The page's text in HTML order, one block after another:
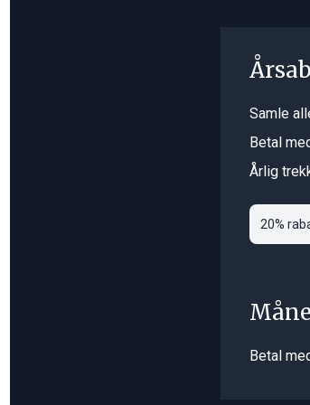
Samle
Betal
Årlig
20%
Betal